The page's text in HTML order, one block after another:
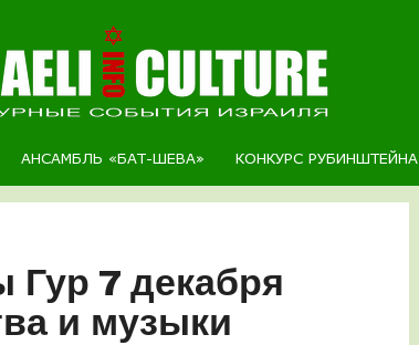
АНСАМБЛЬ «БАТ-ШЕВА» КОНКУРС РУБИНШТЕЙНА
Гур 7 декабря
и музыки